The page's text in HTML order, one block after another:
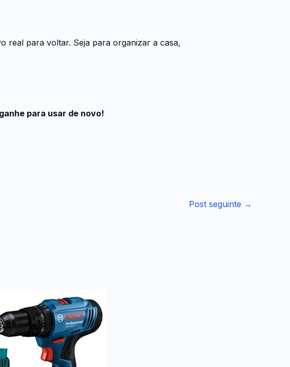
real para voltar. Seja para organizar a casa,
para usar de novo!
Post seguinte →